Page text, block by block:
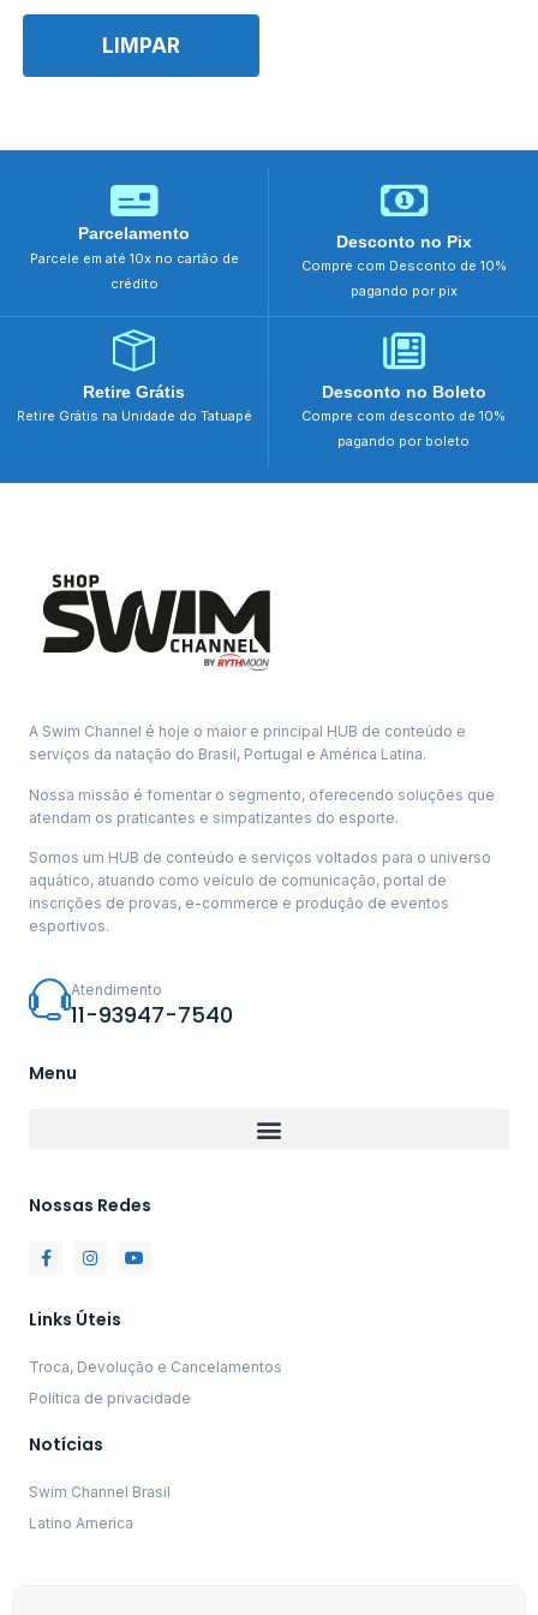
Macaquinho para Piscina
Powerskin Arena Impulso
Powerskin Arena ST
Traje Mirim e Petiz
Único
LIMPAR
Parcelamento
Parcele em até 10x no cartão de
crédito
Desconto no Pix
Compre com Desconto de 10%
pagando por pix
Retire Grátis
Retire Grátis na Unidade do Tatuapé
Desconto no Boleto
Compre com desconto de 10%
pagando por boleto
A Swim Channel é hoje o maior e principal HUB de conteúdo e
serviços da natação do Brasil, Portugal e América Latina.
Nossa missão é fomentar o segmento, oferecendo soluções que
atendam os praticantes e simpatizantes do esporte.
Somos um HUB de conteúdo e serviços voltados para o universo
aquático, atuando como veículo de comunicação, portal de
inscrições de provas, e-commerce e produção de eventos
esportivos.
Atendimento
11-93947-7540
Menu
Nossas Redes
Links Úteis
Troca, Devolução e Cancelamentos
Política de privacidade
Notícias
Swim Channel Brasil
Latino America